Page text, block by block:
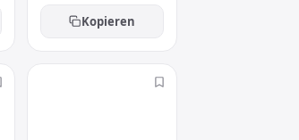
Kopieren